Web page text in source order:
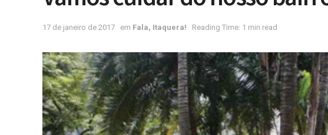
17 de janeiro de 2017 em Fala, Itaquera! Reading Time: 1 min read